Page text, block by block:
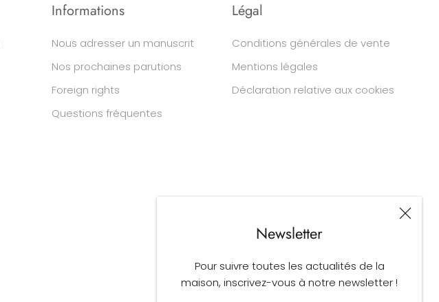
Newsletter
Pour suivre toutes les actualités de la
maison, inscrivez-vous à notre newsletter !
Informations
Nous adresser un manuscrit
Nos prochaines parutions
Foreign rights
Questions fréquentes
Légal
Conditions générales de vente
Mentions légales
Déclaration relative aux cookies